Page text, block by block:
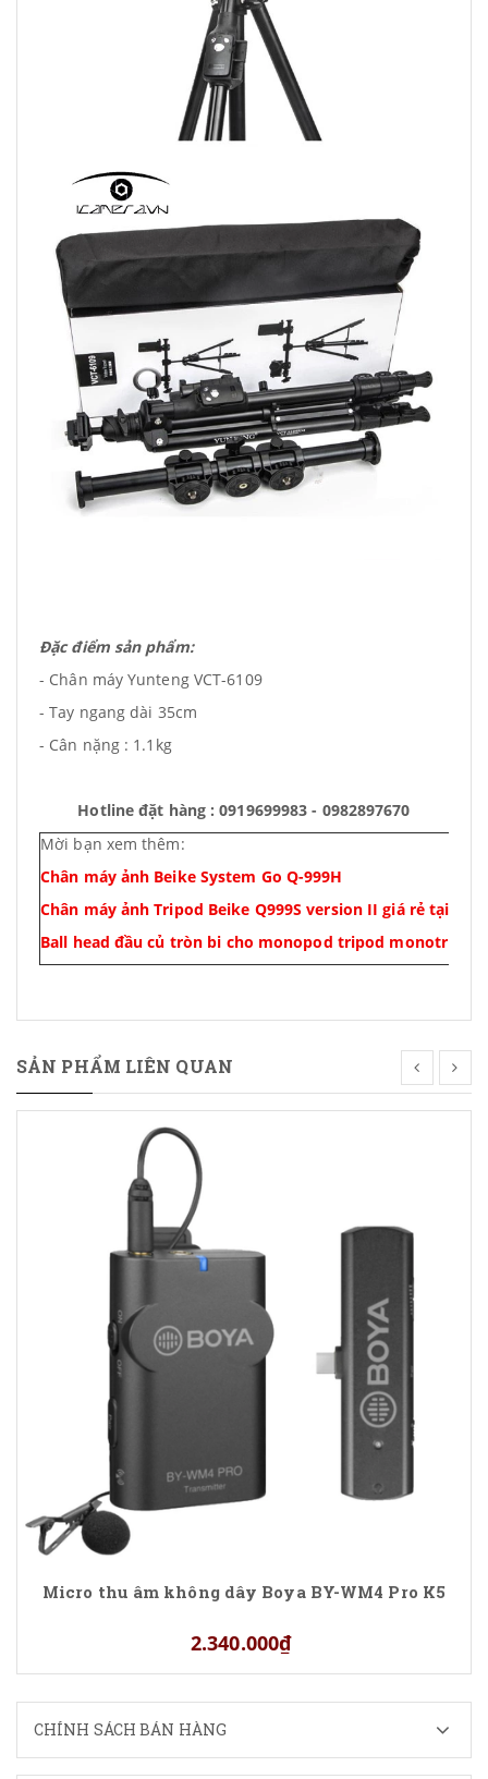
Đặc điểm sản phẩm:
- Chân máy Yunteng VCT-6109
- Tay ngang dài 35cm
- Cân nặng : 1.1kg
Hotline đặt hàng : 0919699983 - 0982897670
Mời bạn xem thêm:
Chân máy ảnh Beike System Go Q-999H
Chân máy ảnh Tripod Beike Q999S version II giá rẻ tại Hà
Ball head đầu củ tròn bi cho monopod tripod monotripod
SẢN PHẨM LIÊN QUAN
Micro thu âm không dây Boya BY-WM4 Pro K5
2.340.000₫
CHÍNH SÁCH BÁN HÀNG